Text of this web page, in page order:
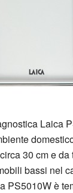
Laica
30 cm e
bassi nel
PS5010W è